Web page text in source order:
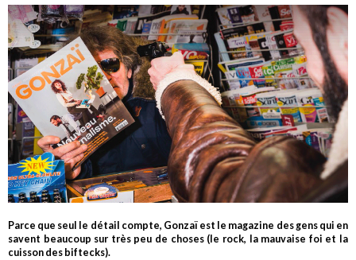
Parce que seul le détail compte, Gonzaï est le magazine des gens qui en
savent beaucoup sur très peu de choses (le rock, la mauvaise foi et la
cuisson des biftecks).